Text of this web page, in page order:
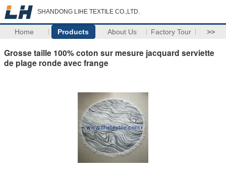
SHANDONG LIHE TEXTILE CO.,LTD.
Home Products About Us Factory Tour >>
Grosse taille 100% coton sur mesure jacquard serviette
de plage ronde avec frange